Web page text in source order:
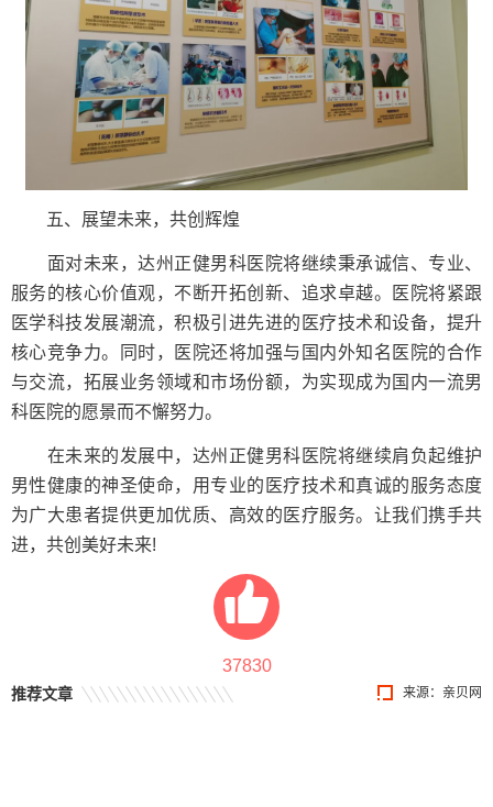
五、展望未来，共创辉煌
面对未来，达州正健男科医院将继续秉承诚信、专业、
服务的核心价值观，不断开拓创新、追求卓越。医院将紧跟
医学科技发展潮流，积极引进先进的医疗技术和设备，提升
核心竞争力。同时，医院还将加强与国内外知名医院的合作
与交流，拓展业务领域和市场份额，为实现成为国内一流男
科医院的愿景而不懈努力。
在未来的发展中，达州正健男科医院将继续肩负起维护
男性健康的神圣使命，用专业的医疗技术和真诚的服务态度
为广大患者提供更加优质、高效的医疗服务。让我们携手共
进，共创美好未来!
37830
来源： 亲贝网
推荐文章